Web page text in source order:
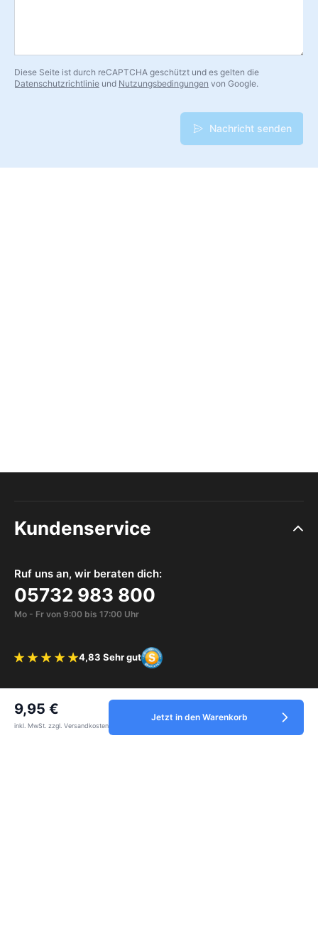
9,95 €
inkl. MwSt. zzgl. Versandkosten
Jetzt in den Warenkorb
Diese Seite ist durch reCAPTCHA geschützt und es gelten die
Datenschutzrichtlinie und Nutzungsbedingungen von Google.
Nachricht senden
Kundenservice
Ruf uns an, wir beraten dich:
05732 983 800
Mo - Fr von 9:00 bis 17:00 Uhr
Bewertung 4.83 von 5 Sternen
4,83 Sehr gut
Vertrag widerrufen